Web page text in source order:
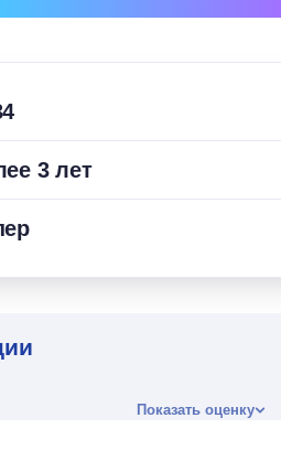
3 лет
Показать оценку